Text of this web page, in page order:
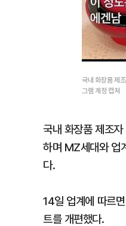
국내 화장품 제
그램 계정 캡쳐
국내 화장품 제조
하며 MZ세대와 업
다.
14일 업계에 따르
트를 개편했다.